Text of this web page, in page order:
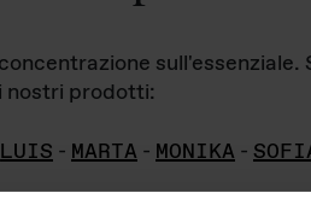
nostri prodotti:
LUIS - MARTA - MONIKA -